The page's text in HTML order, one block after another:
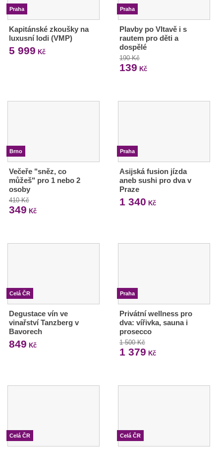
Praha
Kapitánské zkoušky na
luxusní lodi (VMP)
5 999 Kč
Praha
Plavby po Vltavě i s
rautem pro děti a
dospělé
190 Kč
139 Kč
Brno
Večeře "sněz, co
můžeš" pro 1 nebo 2
osoby
410 Kč
349 Kč
Praha
Asijská fusion jízda
aneb sushi pro dva v
Praze
1 340 Kč
Celá ČR
Degustace vín ve
vinařství Tanzberg v
Bavorech
849 Kč
Praha
Privátní wellness pro
dva: vířivka, sauna i
prosecco
1 500 Kč
1 379 Kč
Celá ČR Celá ČR